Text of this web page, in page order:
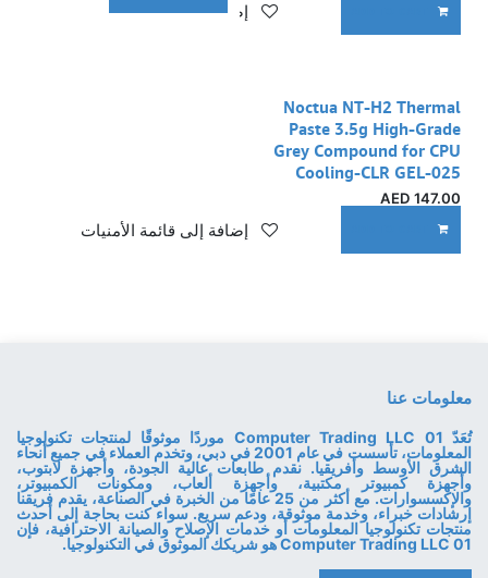
إضافة إلى قائمة الأمنيات
Noctua NT-H2 Thermal
Paste 3.5g High-Grade
Grey Compound for CPU
Cooling-CLR GEL-025
147.00
إضافة إلى قائمة الأمنيات
معلومات عنا
تُعَدّ 01 Computer Trading LLC موردًا موثوقًا لمنتجات تكنولوجيا
المعلومات، تأسست في عام 2001 في دبي، وتخدم العملاء في جميع أنحاء
الشرق الأوسط وأفريقيا. نقدم طابعات عالية الجودة، وأجهزة لابتوب،
وأجهزة كمبيوتر مكتبية، وأجهزة ألعاب، ومكونات الكمبيوتر،
والإكسسوارات. مع أكثر من 25 عامًا من الخبرة في الصناعة، يقدم فريقنا
إرشادات خبراء، وخدمة موثوقة، ودعم سريع. سواء كنت بحاجة إلى أحدث
منتجات تكنولوجيا المعلومات أو خدمات الإصلاح والصيانة الاحترافية، فإن
01 Computer Trading LLC هو شريكك الموثوق في التكنولوجيا.